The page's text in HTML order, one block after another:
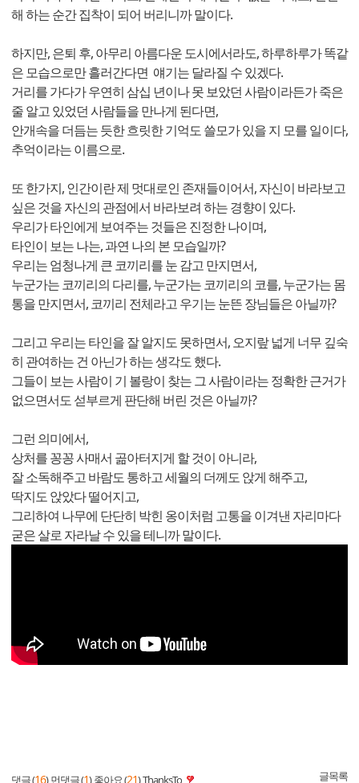
해 하는 순간 집착이 되어 버리니까 말이다.
하지만, 은퇴 후, 아무리 아름다운 도시에서라도, 하루하루가 똑같
은 모습으로만 흘러간다면 얘기는 달라질 수 있겠다.
거리를 가다가 우연히 삼십 년이나 못 보았던 사람이라든가 죽은
줄 알고 있었던 사람들을 만나게 된다면,
안개속을 더듬는 듯한 흐릿한 기억도 쓸모가 있을 지 모를 일이다,
추억이라는 이름으로.
또 한가지, 인간이란 제 멋대로인 존재들이어서, 자신이 바라보고
싶은 것을 자신의 관점에서 바라보려 하는 경향이 있다.
우리가 타인에게 보여주는 것들은 진정한 나이며,
타인이 보는 나는, 과연 나의 본 모습일까?
우리는 엄청나게 큰 코끼리를 눈 감고 만지면서,
누군가는 코끼리의 다리를, 누군가는 코끼리의 코를, 누군가는 몸
통을 만지면서, 코끼리 전체라고 우기는 눈뜬 장님들은 아닐까?
그리고 우리는 타인을 잘 알지도 못하면서, 오지랖 넓게 너무 깊숙
히 관여하는 건 아닌가 하는 생각도 했다.
그들이 보는 사람이 기 볼랑이 찾는 그 사람이라는 정확한 근거가
없으면서도 섣부르게 판단해 버린 것은 아닐까?
그런 의미에서,
상처를 꽁꽁 사매서 곪아터지게 할 것이 아니라,
잘 소독해주고 바람도 통하고 세월의 더께도 앉게 해주고,
딱지도 앉았다 떨어지고,
그리하여 나무에 단단히 박힌 옹이처럼 고통을 이겨낸 자리마다
굳은 살로 자라날 수 있을 테니까 말이다.
댓글 (16) 먼댓글 (1) 좋아요 (21)ThanksTo 글목록